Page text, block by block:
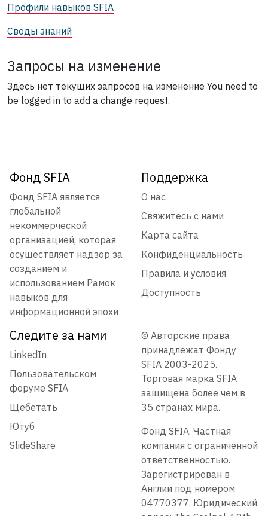
Профили навыков SFIA
Своды знаний
Запросы на изменение
Здесь нет текущих запросов на изменение You need to
be logged in to add a change request.
Фонд SFIA
Фонд SFIA является
глобальной
некоммерческой
организацией, которая
осуществляет надзор за
созданием и
использованием Рамок
навыков для
информационной эпохи
Поддержка
О нас
Свяжитесь с нами
Карта сайта
Конфиденциальность
Правила и условия
Доступность
Следите за нами
LinkedIn
Пользовательском
форуме SFIA
Щебетать
Ютуб
SlideShare
© Авторские права
принадлежат Фонду
SFIA 2003-2025.
Торговая марка SFIA
защищена более чем в
35 странах мира.
Фонд SFIA. Частная
компания с ограниченной
ответственностью.
Зарегистрирован в
Англии под номером
04770377. Юридический